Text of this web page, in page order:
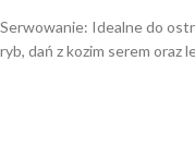
Serwowanie: Idealne do
ryb, dań z kozim serem oraz